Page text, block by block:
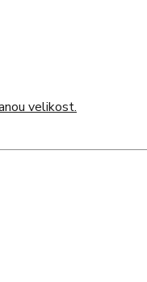
velikost.